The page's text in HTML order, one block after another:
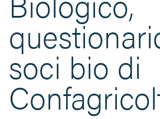
soci bio di